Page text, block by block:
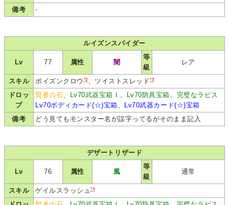
備考
-
ルイズンスパイダー
Lv 77 属性 闇
等
級
レア
スキル ポイズンクロウ *2、ツイストスレッド*3
ドロッ
プ
賢者の石、 Lv70武器宝箱Ⅰ 、 Lv70防具宝箱、 完璧なラピス
Lv70ボディカード(☆)宝箱、
Lv70武器カード(☆)宝箱
備考
どう見てもモンスター名が誤字ってるがそのまま記入
デザートリザード
Lv 76 属性 風
等
級
通常
スキル ゲイルスラッシュ*4